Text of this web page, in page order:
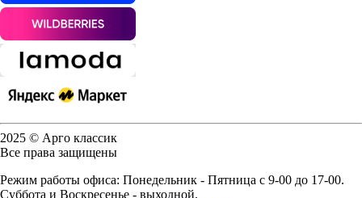
2025 © Арго классик
Все права защищены
Режим работы офиса: Понедельник - Пятница с 9-00 до 17-00.
Суббота и Воскресенье - выходной.